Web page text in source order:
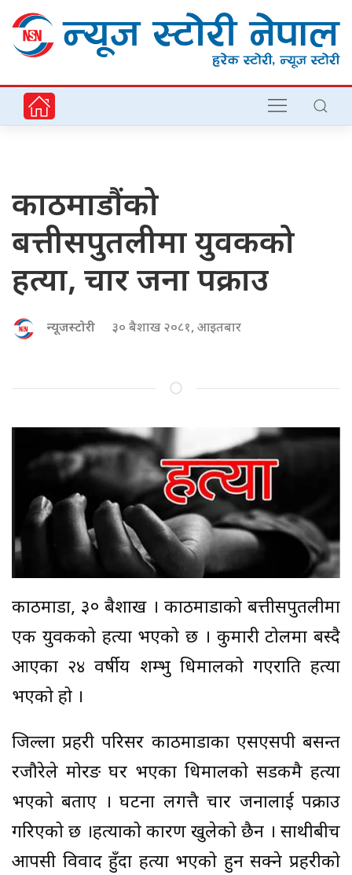
काठमाडौंको
बत्तीसपुतलीमा युवकको
हत्या, चार जना पक्राउ
न्यूजस्टोरी ३० बैशाख २०८१, आइतबार
काठमाडौं, ३० बैशाख । काठमाडौंको बत्तीसपुतलीमा
एक युवकको हत्या भएको छ । कुमारी टोलमा बस्दै
आएका २४ वर्षीय शम्भु धिमालको गएराति हत्या
भएको हो ।
जिल्ला प्रहरी परिसर काठमाडौंका एसएसपी बसन्त
रजौरेले मोरङ घर भएका धिमालको सडकमै हत्या
भएको बताए । घटना लगत्तै चार जनालाई पक्राउ
गरिएको छ ।हत्याको कारण खुलेको छैन । साथीबीच
आपसी विवाद हुँदा हत्या भएको हुन सक्ने प्रहरीको